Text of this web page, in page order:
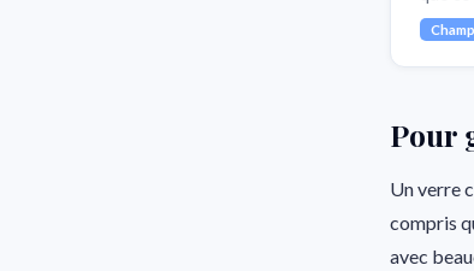
Pour
Un verre
compris
avec